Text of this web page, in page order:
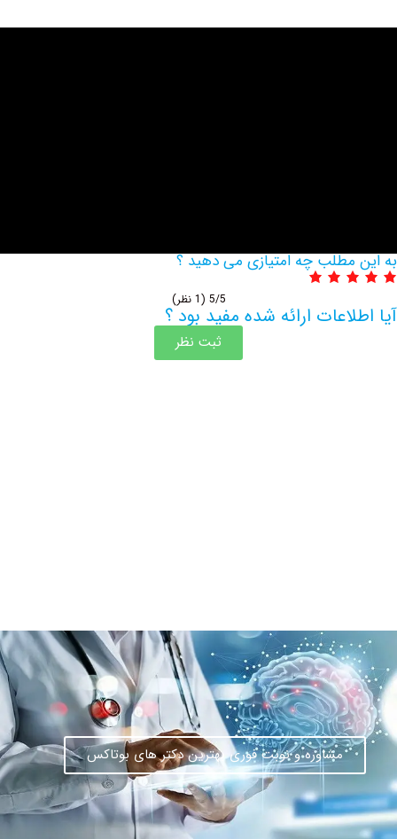
چه امتیازی می دهید ؟
ارائه شده مفید بود ؟
ثبت نظر
مشاوره و نوبت فوری بهترین دکتر های بوتاکس